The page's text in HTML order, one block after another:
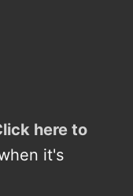
here to
it's